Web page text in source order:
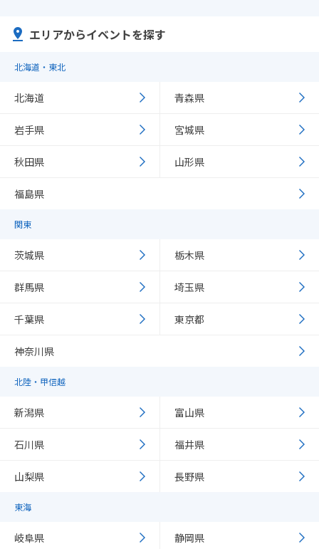
エリアからイベントを探す
北海道・東北
北海道 青森県
岩手県 宮城県
秋田県 山形県
福島県
関東
茨城県 栃木県
群馬県 埼玉県
千葉県 東京都
神奈川県
北陸・甲信越
新潟県 富山県
石川県 福井県
山梨県 長野県
東海
岐阜県 静岡県